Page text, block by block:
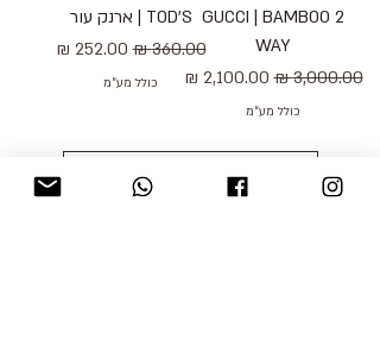
GUCCI | BAMBOO 2
WAY
מחיר רגיל‏3,000.00 ‏₪ מחיר מבצע
כולל מע״מ
TOD'S | ארנק עור
מחיר רגיל‏360.00 ‏₪ מחיר מבצע
כולל מע״מ
טעינת מוצרים נוספים